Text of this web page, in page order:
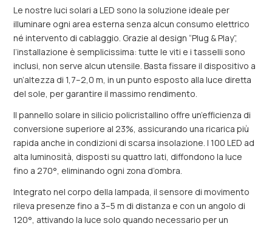
Le nostre luci solari a LED sono la soluzione ideale per
illuminare ogni area esterna senza alcun consumo elettrico
né intervento di cablaggio. Grazie al design “Plug & Play”,
l’installazione è semplicissima: tutte le viti e i tasselli sono
inclusi, non serve alcun utensile. Basta fissare il dispositivo a
un’altezza di 1,7–2,0 m, in un punto esposto alla luce diretta
del sole, per garantire il massimo rendimento.
Il pannello solare in silicio policristallino offre un’efficienza di
conversione superiore al 23%, assicurando una ricarica più
rapida anche in condizioni di scarsa insolazione. I 100 LED ad
alta luminosità, disposti su quattro lati, diffondono la luce
fino a 270°, eliminando ogni zona d’ombra.
Integrato nel corpo della lampada, il sensore di movimento
rileva presenze fino a 3–5 m di distanza e con un angolo di
120°, attivando la luce solo quando necessario per un